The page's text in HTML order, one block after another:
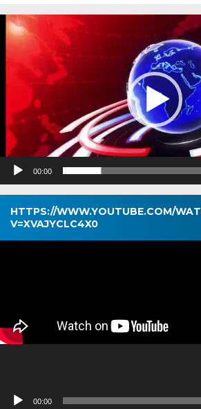
Pemutar
Video
00:00
HTTPS://WWW.YOUTUBE.COM/
V=XVAJYCLC4X0
Pemutar
00:00